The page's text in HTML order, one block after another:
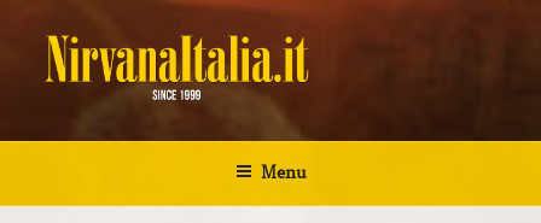
contenuto
NIRVANA ITALIA
Menu